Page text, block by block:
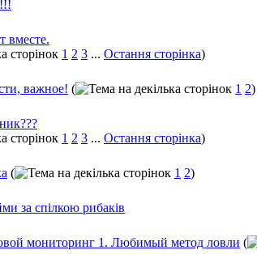
вместе.
1 2 3 ... Остання сторінка)
важное! ( 1 2)
1 2 3 ... Остання сторінка)
( 1 2)
за спілкою рибаків
мониторинг 1. Любимый метод ловли (